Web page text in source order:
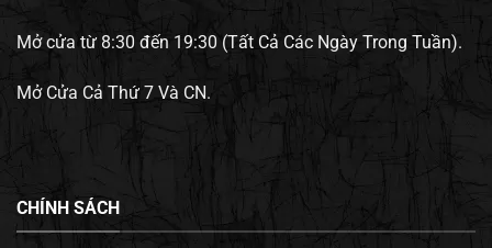
Mở cửa từ 8:30 đến 19:30 (Tất Cả Các Ngày Trong Tuần).
Mở Cửa Cả Thứ 7 Và CN.
CHÍNH SÁCH